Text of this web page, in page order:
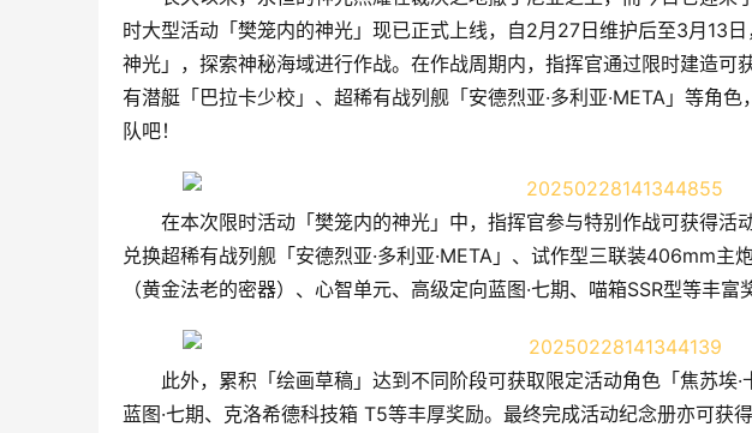
时大型活动「樊笼内的神光」现已正式上线，自2月27日维护后至3月13
神光」，探索神秘海域进行作战。在作战周期内，指挥官通过限时建造可
有潜艇「巴拉卡少校」、超稀有战列舰「安德烈亚·多利亚·META」等角
队吧！
在本次限时活动「樊笼内的神光」中，指挥官参与特别作战可获得活
兑换超稀有战列舰「安德烈亚·多利亚·META」、试作型三联装406mm
（黄金法老的密器）、心智单元、高级定向蓝图·七期、喵箱SSR型等丰富
此外，累积「绘画草稿」达到不同阶段可获取限定活动角色「焦苏埃
蓝图·七期、克洛希德科技箱 T5等丰厚奖励。最终完成活动纪念册亦可获